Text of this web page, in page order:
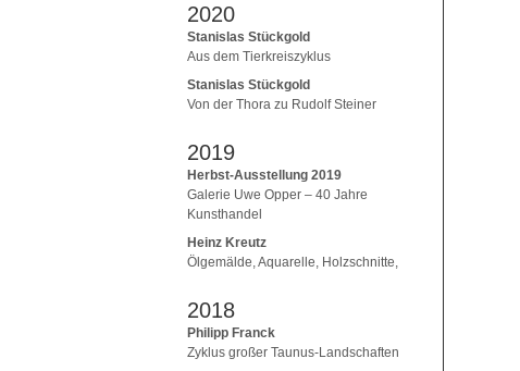
2020
Stanislas Stückgold
Aus dem Tierkreiszyklus
Stanislas Stückgold
Von der Thora zu Rudolf Steiner
2019
Herbst-Ausstellung 2019
Galerie Uwe Opper – 40 Jahre
Kunsthandel
Heinz Kreutz
Ölgemälde, Aquarelle, Holzschnitte,
2018
Philipp Franck
Zyklus großer Taunus-Landschaften